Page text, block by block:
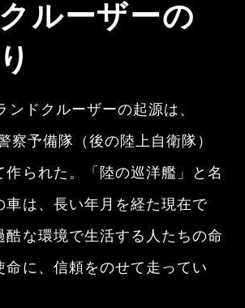
ルーザーの
ンドクルーザーの起源は、
察予備隊（後の陸上自衛隊）
られた。
「陸の巡洋艦」と名
車は、長い年月を経た現在で
酷な環境で生活する 人たちの命
命に、信頼をのせて走ってい